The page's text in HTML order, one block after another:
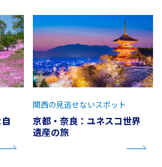
京都・奈良：ユネスコ世界
遺産の旅
関西の見逃せないスポット